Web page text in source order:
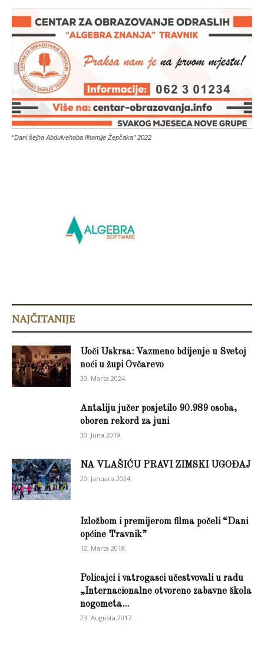
“Dani šejha Abdulvehaba Ilhamije Žepčaka” 2022
NAJČITANIJE
Uoči Uskrsa: Vazmeno bdijenje u Svetoj
noći u župi Ovčarevo
30. Marta 2024.
Antaliju jučer posjetilo 90.989 osoba,
oboren rekord za juni
30. Juna 2019.
NA VLAŠIĆU PRAVI ZIMSKI UGOĐAJ
20. Januara 2024.
Izložbom i premijerom filma počeli “Dani
općine Travnik”
12. Marta 2018.
Policajci i vatrogasci učestvovali u radu
„Internacionalne otvoreno zabavne škola
nogometa...
23. Augusta 2017.